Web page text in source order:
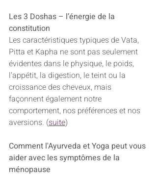
Les 3 Doshas – l’énergie de la
constitution
Les caractéristiques typiques de Vata,
Pitta et Kapha ne sont pas seulement
évidentes dans le physique, le poids,
l'appétit, la digestion, le teint ou la
croissance des cheveux, mais
façonnent également notre
comportement, nos préférences et nos
aversions. (suite)
Comment l'Ayurveda et Yoga peut vous
aider avec les symptômes de la
ménopause